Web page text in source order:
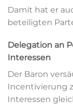
Damit hat er
beteiligten
Delegation an
Interessen
Der Baron
Incentivierung
Interessen